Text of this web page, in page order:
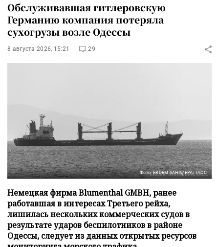
Обслуживавшая гитлеровскую
Германию компания потеряла
сухогрузы возле Одессы
8 августа 2026, 15:21 29
Фото: ERDEM SAHIN/EPA/ТАСС
Немецкая фирма Blumenthal GMBH, ранее
работавшая в интересах Третьего рейха,
лишилась нескольких коммерческих судов в
результате ударов беспилотников в районе
Одессы, следует из данных открытых ресурсов